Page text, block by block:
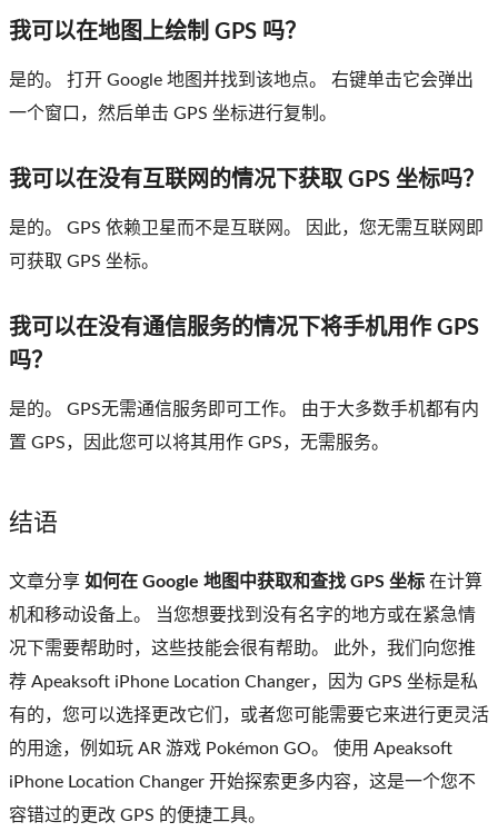
我可以在地图上绘制 GPS 吗？
是的。 打开 Google 地图并找到该地点。 右键单击它会弹出
一个窗口，然后单击 GPS 坐标进行复制。
我可以在没有互联网的情况下获取 GPS 坐标吗？
是的。 GPS 依赖卫星而不是互联网。 因此，您无需互联网即
可获取 GPS 坐标。
我可以在没有通信服务的情况下将手机用作 GPS
吗？
是的。 GPS无需通信服务即可工作。 由于大多数手机都有内
置 GPS，因此您可以将其用作 GPS，无需服务。
结语
文章分享 如何在 Google 地图中获取和查找 GPS 坐标 在计算
机和移动设备上。 当您想要找到没有名字的地方或在紧急情
况下需要帮助时，这些技能会很有帮助。 此外，我们向您推
荐 Apeaksoft iPhone Location Changer，因为 GPS 坐标是私
有的，您可以选择更改它们，或者您可能需要它来进行更灵活
的用途，例如玩 AR 游戏 Pokémon GO。 使用 Apeaksoft
iPhone Location Changer 开始探索更多内容，这是一个您不
容错过的更改 GPS 的便捷工具。